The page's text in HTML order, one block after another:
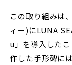
この取り組みは
ィー)にLUNA
u」を導入した
作した手形碑に